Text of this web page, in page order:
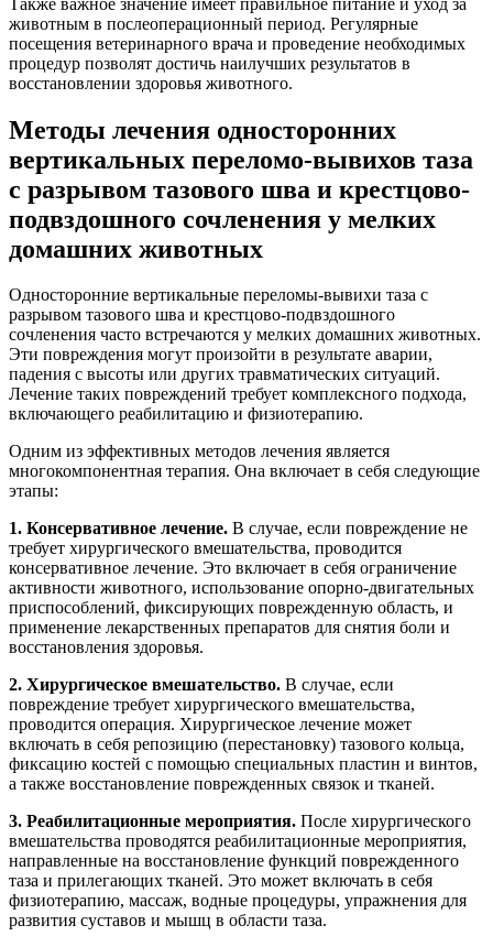
животным в послеоперационный период. Регулярные
посещения ветеринарного врача и проведение необходимых
процедур позволят достичь наилучших результатов в
восстановлении здоровья животного.
Методы лечения односторонних
вертикальных переломо-вывихов таза
с разрывом тазового шва и крестцово-
подвздошного сочленения у мелких
домашних животных
Односторонние вертикальные переломы-вывихи таза с
разрывом тазового шва и крестцово-подвздошного
сочленения часто встречаются у мелких домашних животных.
Эти повреждения могут произойти в результате аварии,
падения с высоты или других травматических ситуаций.
Лечение таких повреждений требует комплексного подхода,
включающего реабилитацию и физиотерапию.
Одним из эффективных методов лечения является
многокомпонентная терапия. Она включает в себя следующие
этапы:
1. Консервативное лечение. В случае, если повреждение не
требует хирургического вмешательства, проводится
консервативное лечение. Это включает в себя ограничение
активности животного, использование опорно-двигательных
приспособлений, фиксирующих поврежденную область, и
применение лекарственных препаратов для снятия боли и
восстановления здоровья.
2. Хирургическое вмешательство. В случае, если
повреждение требует хирургического вмешательства,
проводится операция. Хирургическое лечение может
включать в себя репозицию (перестановку) тазового кольца,
фиксацию костей с помощью специальных пластин и винтов,
а также восстановление поврежденных связок и тканей.
3. Реабилитационные мероприятия. После хирургического
вмешательства проводятся реабилитационные мероприятия,
направленные на восстановление функций поврежденного
таза и прилегающих тканей. Это может включать в себя
физиотерапию, массаж, водные процедуры, упражнения для
развития суставов и мышц в области таза.